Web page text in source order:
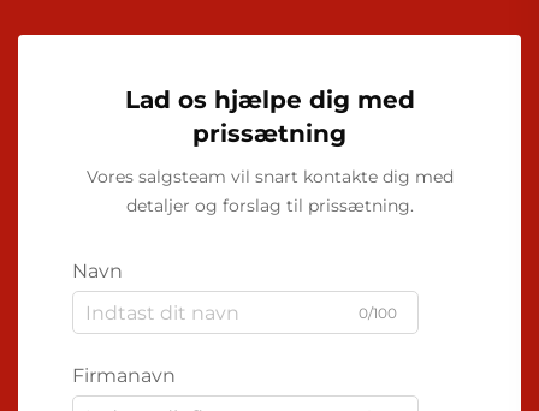
Lad os hjælpe dig med
prissætning
Vores salgsteam vil snart kontakte dig med
detaljer og forslag til prissætning.
Navn
0/100
Firmanavn